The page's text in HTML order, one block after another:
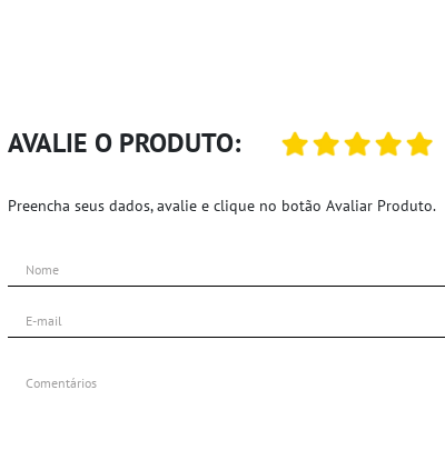
AVALIE O PRODUTO:
Preencha seus dados, avalie e clique no botão Avaliar Produto.